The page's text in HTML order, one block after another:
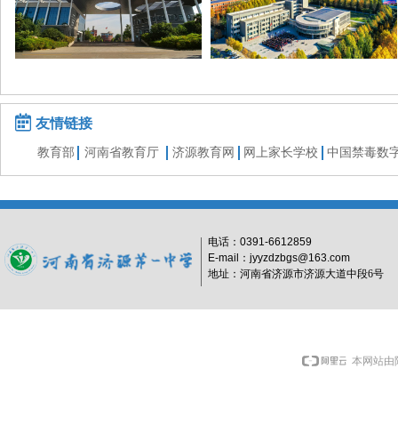
友情链接
中国禁毒数
教育部
녀
济源教育网
河南省教育厅 网上家长学校
电话： 0391-6612859
E-mail：jyyzdzbgs@163.com
地址：河南省济源市济源大道中段6号
本网站由